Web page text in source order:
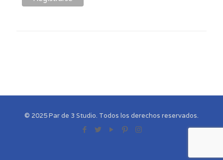
© 2025 Par de 3 Studio. Todos los derechos reservados.